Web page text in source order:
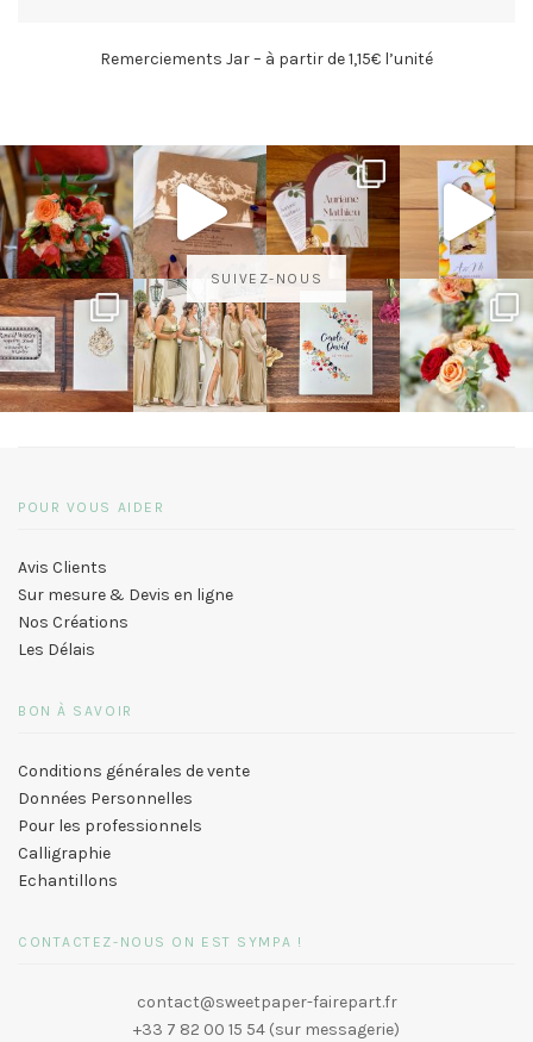
Remerciements Jar – à partir de 1,15€ l’unité
SUIVEZ-NOUS
POUR VOUS AIDER
Avis Clients
Sur mesure & Devis en ligne
Nos Créations
Les Délais
BON À SAVOIR
Conditions générales de vente
Données Personnelles
Pour les professionnels
Calligraphie
Echantillons
CONTACTEZ-NOUS ON EST SYMPA !
contact@sweetpaper-fairepart.fr
+33 7 82 00 15 54 (sur messagerie)